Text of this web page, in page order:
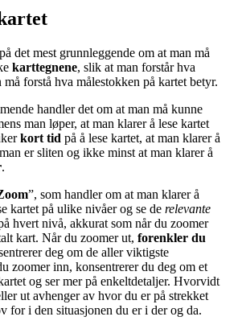
det mest grunnleggende om at man må
karttegnene, slik at man forstår hva
må forstå hva målestokken på kartet betyr.
handler det om at man må kunne
man løper, at man klarer å lese kartet
kort tid på å lese kartet, at man klarer å
er sliten og ikke minst at man klarer å
.
”, som handler om at man klarer å
kartet på ulike nivåer og se de relevante
hvert nivå, akkurat som når du zoomer
kart. Når du zoomer ut, forenkler du
deg om de aller viktigste
zoomer inn, konsentrerer du deg om et
og ser mer på enkeltdetaljer. Hvorvidt
ut avhenger av hvor du er på strekket
for i den situasjonen du er i der og da.